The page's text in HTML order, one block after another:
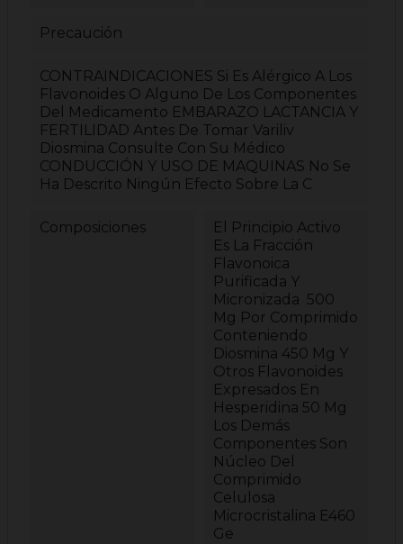
Precaución
CONTRAINDICACIONES Si Es Alérgico A Los
Flavonoides O Alguno De Los Componentes
Del Medicamento EMBARAZO LACTANCIA Y
FERTILIDAD Antes De Tomar Variliv
Diosmina Consulte Con Su Médico
CONDUCCIÓN Y USO DE MAQUINAS No Se
Ha Descrito Ningún Efecto Sobre La C
Composiciones
El Principio Activo
Es La Fracción
Flavonoica
Purificada Y
Micronizada 500
Mg Por Comprimido
Conteniendo
Diosmina 450 Mg Y
Otros Flavonoides
Expresados En
Hesperidina 50 Mg
Los Demás
Componentes Son
Núcleo Del
Comprimido
Celulosa
Microcristalina E460
Ge